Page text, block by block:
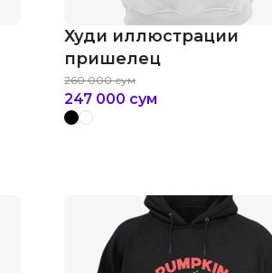
Худи иллюстрации
пришелец
260 000 сум
247 000 сум